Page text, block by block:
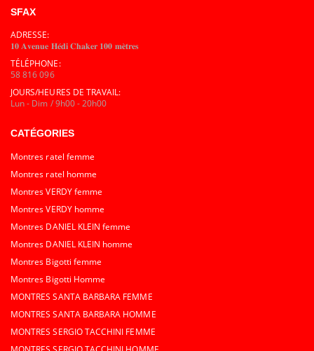
SFAX
ADRESSE:
𝟏𝟎 𝐀𝐯𝐞𝐧𝐮𝐞 𝐇𝐞́𝐝𝐢 𝐂𝐡𝐚𝐤𝐞𝐫 𝟏𝟎𝟎 𝐦𝐞̀𝐭𝐫𝐞𝐬
TÉLÉPHONE:
58 816 096
JOURS/HEURES DE TRAVAIL:
Lun - Dim / 9h00 - 20h00
CATÉGORIES
Montres ratel femme
Montres ratel homme
Montres VERDY femme
Montres VERDY homme
Montres DANIEL KLEIN femme
Montres DANIEL KLEIN homme
Montres Bigotti femme
Montres Bigotti Homme
MONTRES SANTA BARBARA FEMME
MONTRES SANTA BARBARA HOMME
MONTRES SERGIO TACCHINI FEMME
MONTRES SERGIO TACCHINI HOMME